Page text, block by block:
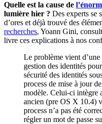
Quelle est la cause de
lumière hier ? Des experts se
d’ores et déjà trouvé des
recherches, Yoann Gini,
livre ces explications à nos
Le problème vient
gestion des identités
sécurité des identités
process de mise à jour
modèle. Celui-ci intègre
ancien (pre OS X 10.4)
process n’a pas été
régler un mot de passe